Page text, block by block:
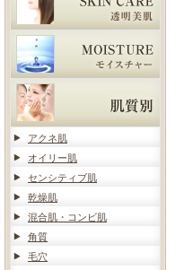
アクネ肌
オイリー肌
センシティブ肌
乾燥肌
混合肌・コンビ肌
角質
毛穴